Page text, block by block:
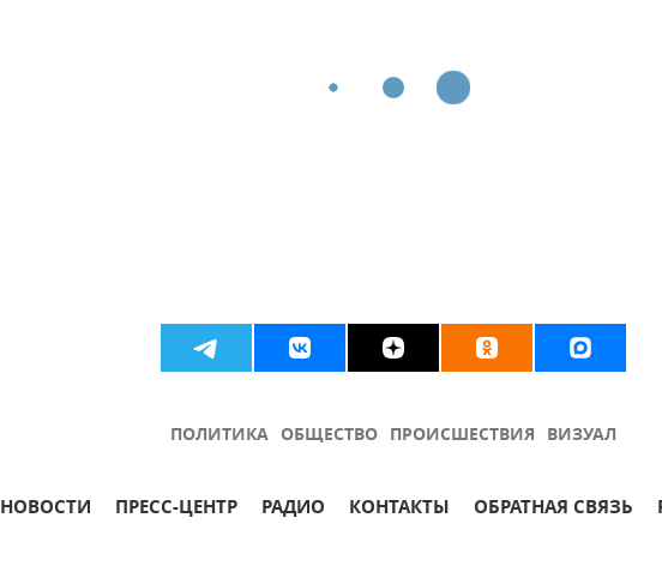
ПОЛИТИКА ОБЩЕСТВО ПРОИСШЕСТВИЯ ВИЗУАЛ
НОВОСТИ ПРЕСС-ЦЕНТР РАДИО КОНТАКТЫ ОБРАТНАЯ СВЯЗЬ